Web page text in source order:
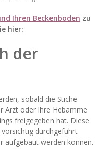
Ihren Beckenboden zu
hier:
der
sobald die Stiche
Arzt oder Ihre Hebamme
freigegeben hat. Diese
durchgeführt
aufgebaut werden können.